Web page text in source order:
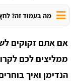
מה בעמוד זה? לחץ
אם אתם זקוקים
ממליצים לכם
הנדימן ואיך